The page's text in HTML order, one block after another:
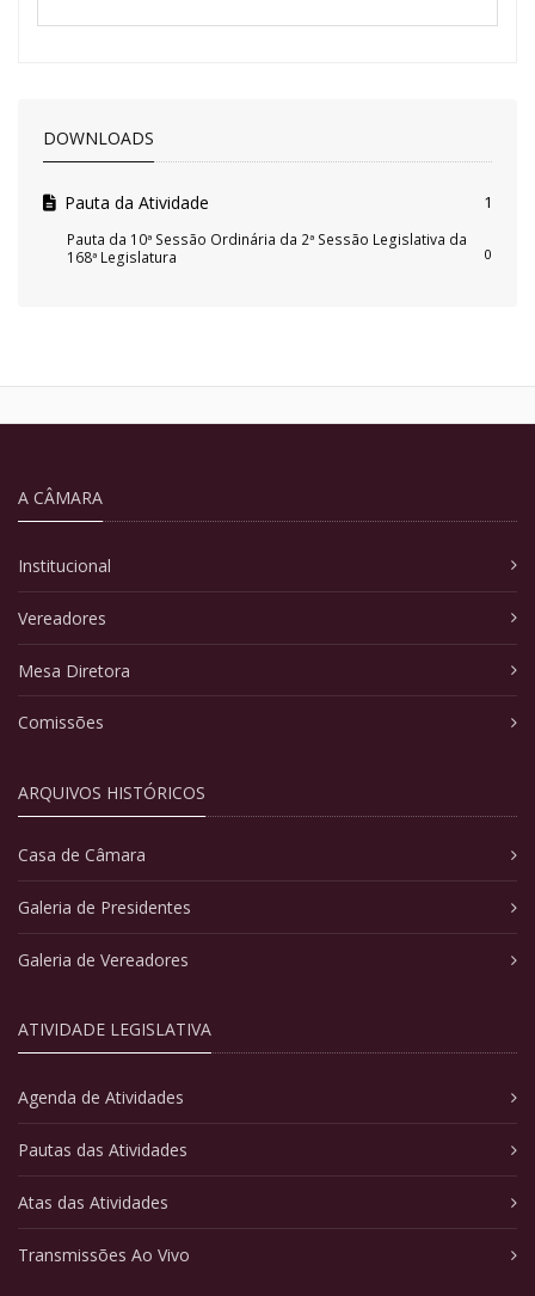
DOWNLOADS
Pauta da Atividade 1
Pauta da 10ª Sessão Ordinária da 2ª Sessão Legislativa da
168ª Legislatura
0
A CÂMARA
Institucional
Vereadores
Mesa Diretora
Comissões
ARQUIVOS HISTÓRICOS
Casa de Câmara
Galeria de Presidentes
Galeria de Vereadores
ATIVIDADE LEGISLATIVA
Agenda de Atividades
Pautas das Atividades
Atas das Atividades
Transmissões Ao Vivo